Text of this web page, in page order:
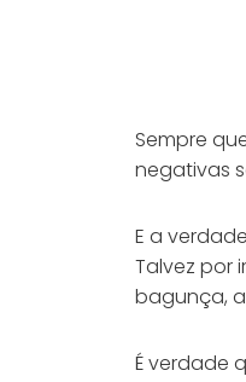
Sempre
negativas
E a
Talvez por
bagunça,
É verdade